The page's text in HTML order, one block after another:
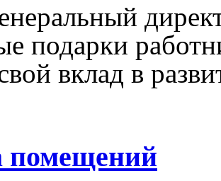
подарки
вклад в
помещений